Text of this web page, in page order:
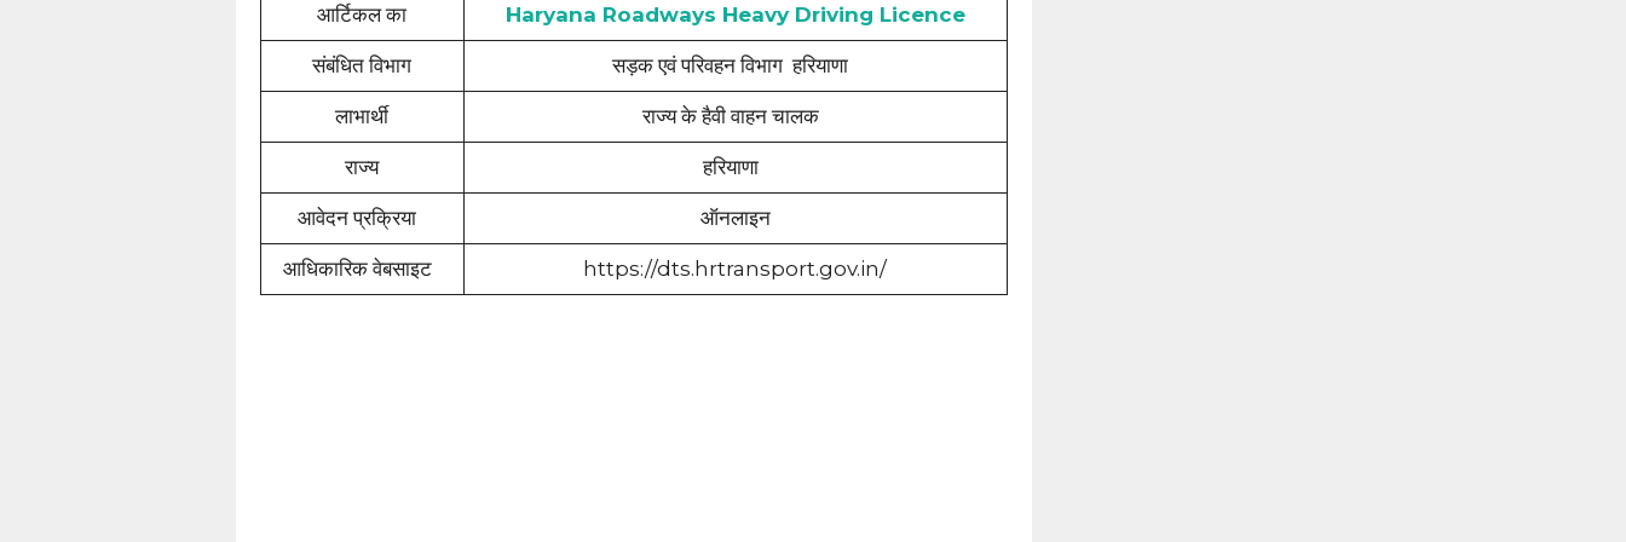
आर्टिकल का Haryana Roadways Heavy Driving Licence
संबंधित विभाग सड़क एवं परिवहन विभाग हरियाणा
लाभार्थी राज्य के हैवी वाहन चालक
राज्य हरियाणा
आवेदन प्रक्रिया ऑनलाइन
आधिकारिक वेबसाइट https://dts.hrtransport.gov.in/